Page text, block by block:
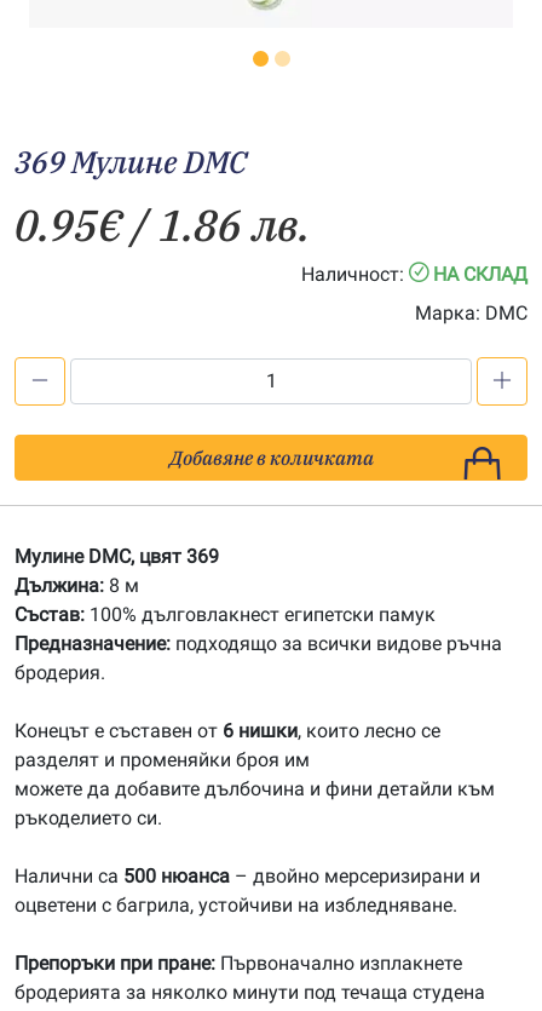
369 Мулине DMC
0.95€/ 1.86 лв.
Наличност:
НА СКЛАД
Марка: DMC
Мулине
DMC
Добавяне в количката
Мулине DMC, цвят 369
Дължина: 8 м
Състав: 100% дълговлакнест египетски памук
Предназначение: подходящо за всички видове ръчна
бродерия.
Конецът е съставен от 6 нишки, които лесно се
разделят и променяйки броя им
можете да добавите дълбочина и фини детайли към
ръкоделието си.
Налични са 500 нюанса – двойно мерсеризирани и
оцветени с багрила, устойчиви на избледняване.
Препоръки при пране: Първоначално изплакнете
бродерията за няколко минути под течаща студена